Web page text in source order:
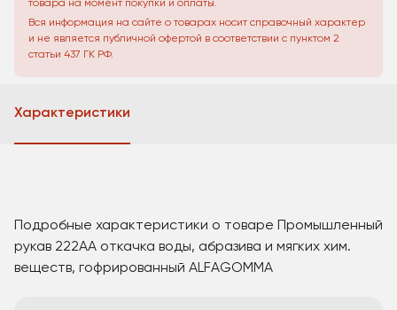
товара на момент покупки и оплаты.
Вся информация на сайте о товарах носит справочный характер
и не является публичной офертой в соответствии с пунктом 2
статьи 437 ГК РФ.
Характеристики
Подробные характеристики о товаре Промышленный
рукав 222АА откачка воды, абразива и мягких хим.
веществ, гофрированный ALFAGOMMA